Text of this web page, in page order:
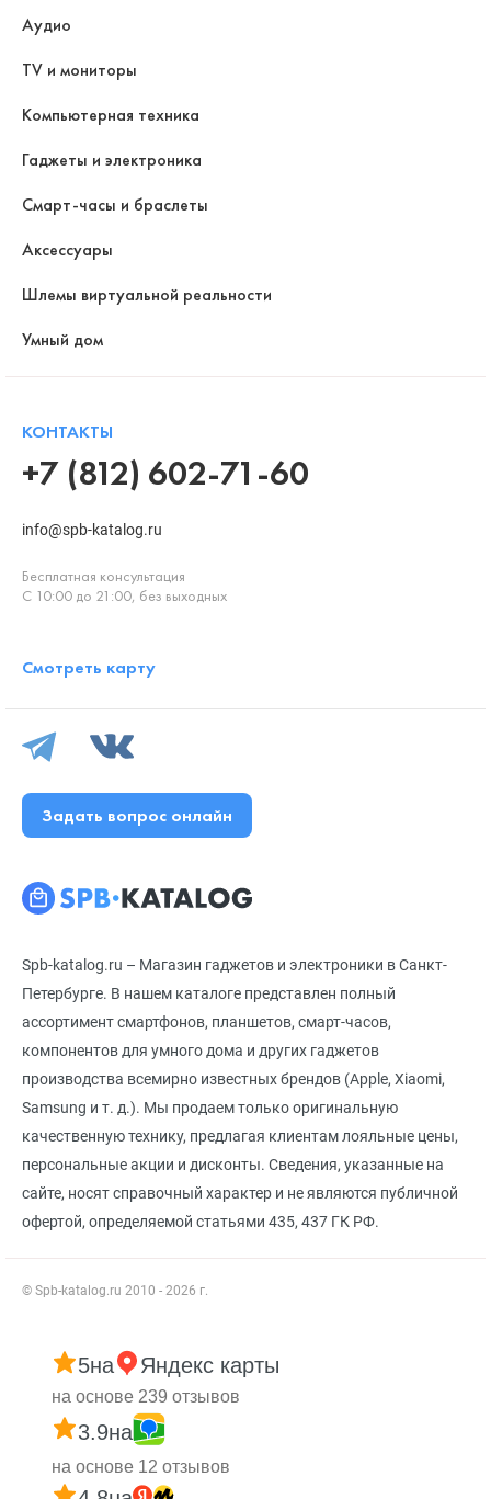
Spb-katalog.ru – Магазин гаджетов и электроники в Санкт-
Петербурге. В нашем каталоге представлен полный
ассортимент смартфонов, планшетов, смарт-часов,
компонентов для умного дома и других гаджетов
производства всемирно известных брендов (Apple, Xiaomi,
Samsung и т. д.). Мы продаем только оригинальную
качественную технику, предлагая клиентам лояльные цены,
персональные акции и дисконты. Сведения, указанные на
сайте, носят справочный характер и не являются публичной
офертой, определяемой статьями 435, 437 ГК РФ.
© Spb-katalog.ru 2010 - 2026 г.
Аудио
TV и мониторы
Компьютерная техника
Гаджеты и электроника
Смарт-часы и браслеты
Аксессуары
Шлемы виртуальной реальности
Умный дом
КОНТАКТЫ
+7 (812) 602-71-60
info@spb-katalog.ru
Бесплатная консультация
С 10:00 до 21:00, без выходных
Смотреть карту
Задать вопрос онлайн
5на Яндекс карты
на основе 239 отзывов
3.9на
на основе 12 отзывов